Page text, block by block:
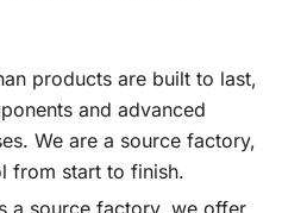
products are built to last,
and advanced
We are a source factory,
from start to finish.
a source factory, we offer